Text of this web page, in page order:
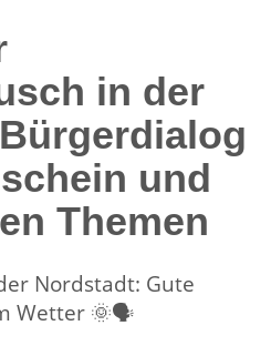
in der
und
Themen
Nordstadt: Gute
Wetter 🌞🗣️